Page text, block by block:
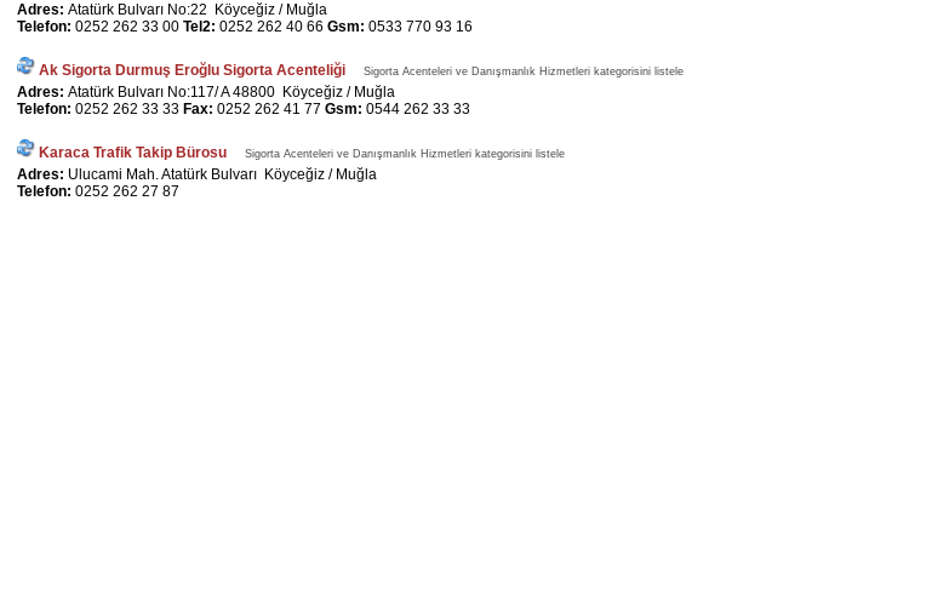
Adres: Atatürk Bulvarı No:22 Köyceğiz / Muğla
Telefon: 0252 262 33 00 Tel2: 0252 262 40 66 Gsm: 0533 770 93 16
Ak Sigorta Durmuş Eroğlu Sigorta Acenteliği Sigorta Acenteleri ve Danışmanlık Hizmetleri kategorisini listele
Adres: Atatürk Bulvarı No:117/ A 48800 Köyceğiz / Muğla
Telefon: 0252 262 33 33 Fax: 0252 262 41 77 Gsm: 0544 262 33 33
Karaca Trafik Takip Bürosu Sigorta Acenteleri ve Danışmanlık Hizmetleri kategorisini listele
Adres: Ulucami Mah. Atatürk Bulvarı Köyceğiz / Muğla
Telefon: 0252 262 27 87